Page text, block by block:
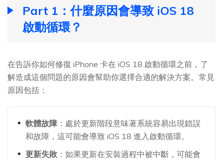
Part 1：什麼原因會導致 iOS 18
啟動循環？
在告訴你如何修復 iPhone 卡在 iOS 18 啟動循環之前，了
解造成這個問題的原因會幫助你選擇合適的解決方案。常見
原因包括：
軟體故障 ：處於更新階段意味著系統容易出現錯誤
和故障，這可能會導致 iOS 18 進入啟動循環。
更新失敗 ：如果更新在安裝過程中被中斷，可能會